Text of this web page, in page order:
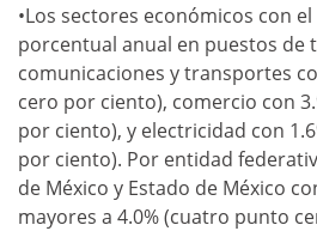
•Los sectores económicos con
porcentual anual en puestos de
comunicaciones y transportes
cero por ciento), comercio con
por ciento), y electricidad con
por ciento). Por entidad
de México y Estado de México
mayores a 4.0% (cuatro punto